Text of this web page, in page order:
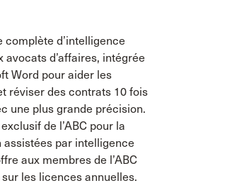
complète d’intelligence
d’affaires, intégrée
Word pour aider les
réviser des contrats 10 fois
une plus grande précision.
de l’ABC pour la
par intelligence
aux membres de l’ABC
les licences annuelles.